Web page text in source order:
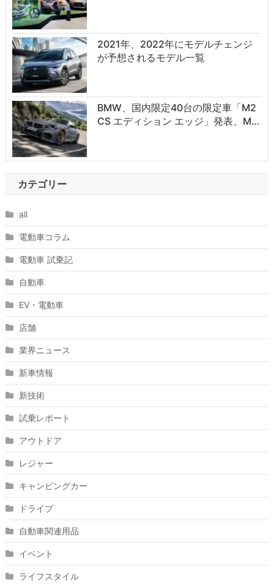
2021年、2022年にモデルチェンジ
が予想されるモデル一覧
BMW、国内限定40台の限定車「M2
CS エディション エッジ」発表、M…
カテゴリー
all
電動車コラム
電動車 試乗記
自動車
EV・電動車
店舗
業界ニュース
新車情報
新技術
試乗レポート
アウトドア
レジャー
キャンピングカー
ドライブ
自動車関連用品
イベント
ライフスタイル